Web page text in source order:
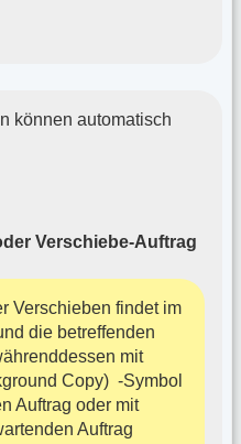
können automatisch
Verschiebe-Auftrag
Verschieben findet im
die betreffenden
mit
Copy) -Symbol
Auftrag oder mit
Auftrag